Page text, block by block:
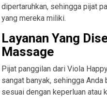
dipertaruhkan, sehingga pijat
yang mereka miliki.
Layanan Yang
Massage
Pijat panggilan dari Viola
sangat banyak, sehingga
sesuai dengan keperluan atau